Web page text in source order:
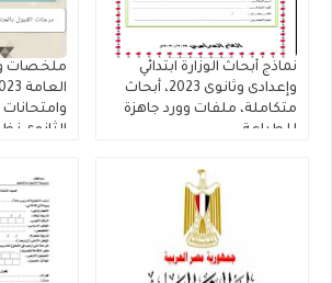
نماذج أبحاث الوزارة ابتدائي
وإعدادى وثانوى 2023، أبحاث
متكاملة، ملفات وورد جاهزة
للطباعة
ملخصات و
الثانوى